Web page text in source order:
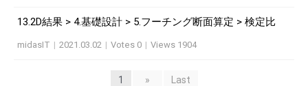
13.2D結果 > 4.基礎設計 > 5.フーチング断面算定 > 検定比
midasIT | 2021.03.02 | Votes 0 | Views 1904
1 » Last